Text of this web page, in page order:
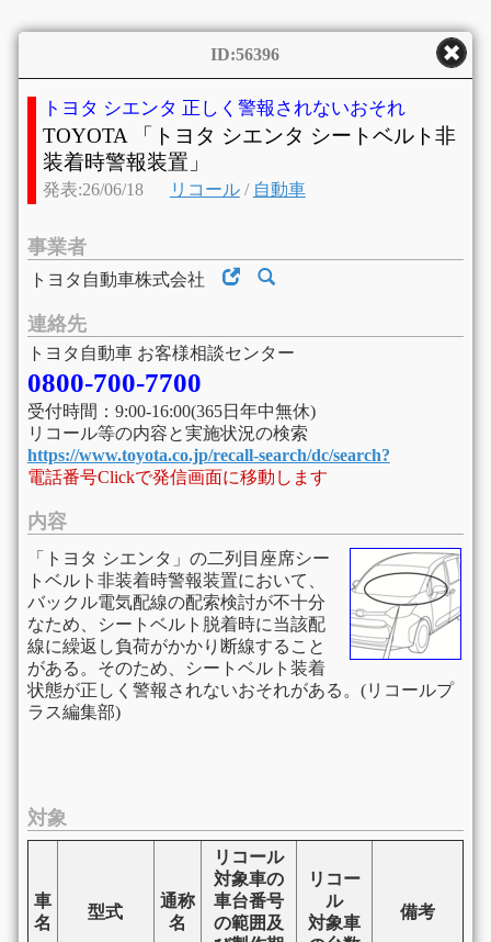
ID:56396
トヨタ シエンタ 正しく警報されないおそれ
TOYOTA 「トヨタ シエンタ シートベルト非
装着時警報装置」
発表:26/06/18 リコール/ 自動車
事業者
トヨタ自動車株式会社
連絡先
トヨタ自動車 お客様相談センター
0800-700-7700
受付時間：9:00-16:00(365日年中無休)
リコール等の内容と実施状況の検索
https://www.toyota.co.jp/recall-search/dc/search?
電話番号Clickで発信画面に移動します
内容
「トヨタ シエンタ」の二列目座席シー
トベルト非装着時警報装置において、
バックル電気配線の配索検討が不十分
なため、シートベルト脱着時に当該配
線に繰返し負荷がかかり断線すること
がある。そのため、シートベルト装着
状態が正しく警報されないおそれがある。(リコールプ
ラス編集部)
対象
車
名
型式
通称
名
リコール
対象車の
車台番号
の範囲及
リコー
ル
対象車
備考